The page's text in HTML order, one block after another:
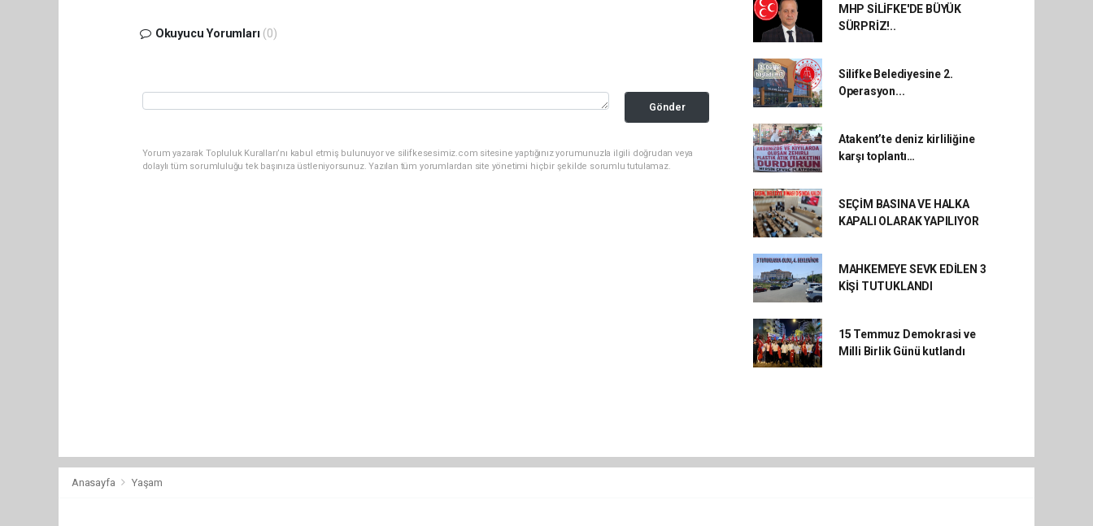
Okuyucu Yorumları (0)
Gönder
Yorum yazarak Topluluk Kuralları’nı kabul etmiş bulunuyor ve silifkesesimiz.com sitesine yaptığınız yorumunuzla ilgili doğrudan veya
dolaylı tüm sorumluluğu tek başınıza üstleniyorsunuz. Yazılan tüm yorumlardan site yönetimi hiçbir şekilde sorumlu tutulamaz.
MHP SİLİFKE'DE BÜYÜK
SÜRPRİZ!..
Silifke Belediyesine 2.
Operasyon...
Atakent’te deniz kirliliğine
karşı toplantı…
SEÇİM BASINA VE HALKA
KAPALI OLARAK YAPILIYOR
MAHKEMEYE SEVK EDİLEN 3
KİŞİ TUTUKLANDI
15 Temmuz Demokrasi ve
Milli Birlik Günü kutlandı
Anasayfa Yaşam